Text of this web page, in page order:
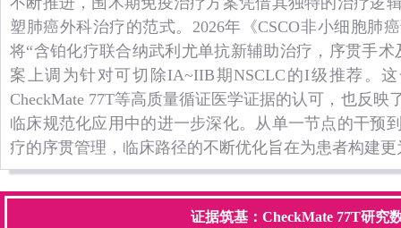
塑肺癌外科治疗的范式。2026年《CSCO非小细胞肺
将“含铂化疗联合纳武利尤单抗新辅助治疗，序贯手
案上调为针对可切除IA~IIB期NSCLC的I级推荐。
CheckMate 77T等高质量循证医学证据的认可，也反映
临床规范化应用中的进一步深化。从单一节点的干预
疗的序贯管理，临床路径的不断优化旨在为患者构建
证据筑基：CheckMate 77T研究